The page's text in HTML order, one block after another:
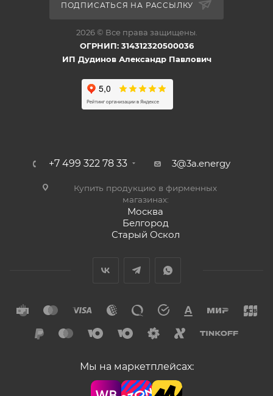
ПОДПИСАТЬСЯ НА РАССЫЛКУ
2026 © Все права защищены.
ОГРНИП: 314312320500036
ИП Дудинов Александр Павлович
+7 499 322 78 33 3@3a.energy
Купить продукцию в фирменных
магазинах:
Москва
Белгород
Старый Оскол
Мы на маркетплейсах: